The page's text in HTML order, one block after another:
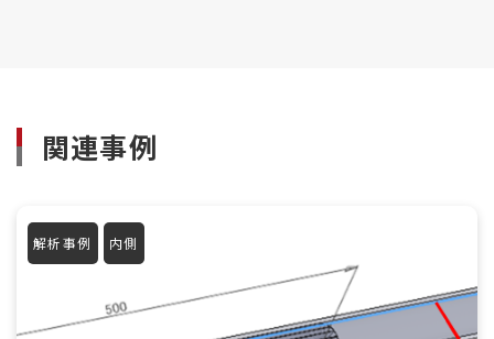
関連事例
解析事例 内側